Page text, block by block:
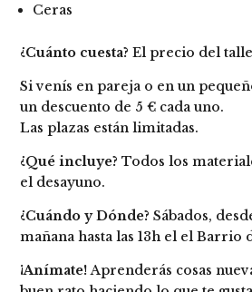
Ceras
¿Cuánto cuesta? El precio del
Si venís en pareja o en un
un descuento de 5 € cada uno.
Las plazas están limitadas.
¿Qué incluye? Todos los
el desayuno.
¿Cuándo y Dónde? Sábados,
mañana hasta las 13h el el Barrio
¡Anímate! Aprenderás cosas